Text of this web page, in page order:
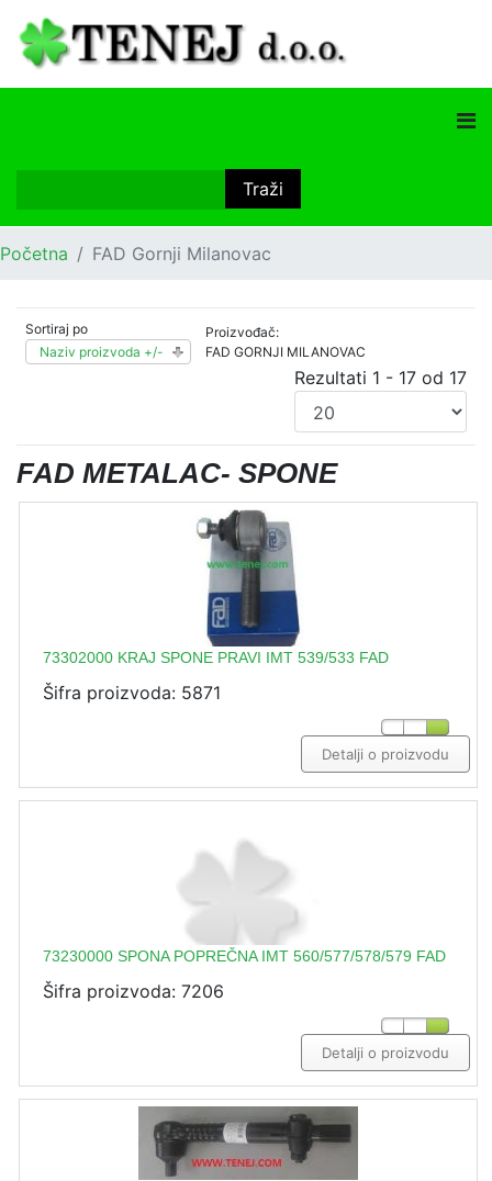
Početna FAD Gornji Milanovac
Sortiraj po
Naziv proizvoda +/-
Proizvođač:
FAD GORNJI MILANOVAC
Rezultati 1 - 17 od 17
FAD METALAC- SPONE
73302000 KRAJ SPONE PRAVI IMT 539/533 FAD
Šifra proizvoda: 5871
Detalji o proizvodu
73230000 SPONA POPREČNA IMT 560/577/578/579 FAD
Šifra proizvoda: 7206
Detalji o proizvodu